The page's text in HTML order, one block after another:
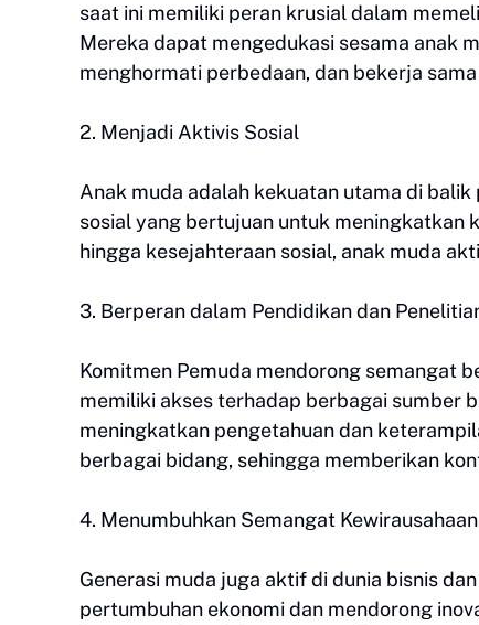
saat ini memiliki peran krusial dalam
Mereka dapat mengedukasi sesama anak
menghormati perbedaan, dan bekerja
2. Menjadi Aktivis Sosial
Anak muda adalah kekuatan utama di
sosial yang bertujuan untuk meningkatkan
hingga kesejahteraan sosial, anak muda
3. Berperan dalam Pendidikan dan
Komitmen Pemuda mendorong semangat
memiliki akses terhadap berbagai sumber
meningkatkan pengetahuan dan
berbagai bidang, sehingga memberikan
4. Menumbuhkan Semangat Kewirausahaan
Generasi muda juga aktif di dunia bisnis
pertumbuhan ekonomi dan mendorong